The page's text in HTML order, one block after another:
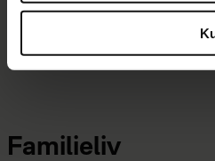
kommer sæson 2
Familieliv